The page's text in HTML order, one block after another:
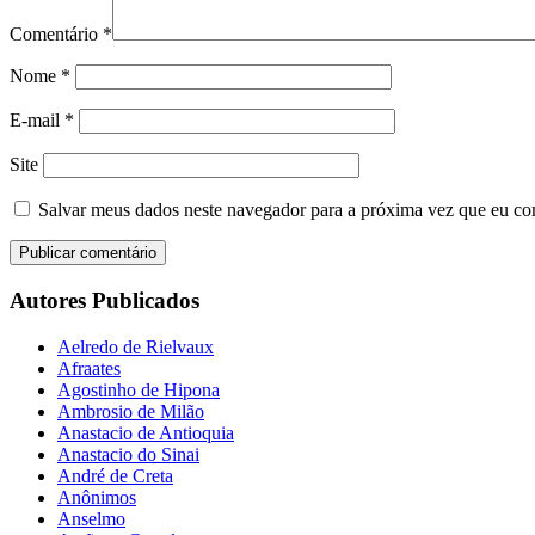
Comentário *
Nome *
E-mail *
Site
Salvar meus dados neste navegador para a próxima vez que eu
Autores Publicados
Aelredo de Rielvaux
Afraates
Agostinho de Hipona
Ambrosio de Milão
Anastacio de Antioquia
Anastacio do Sinai
André de Creta
Anônimos
Anselmo